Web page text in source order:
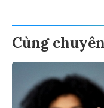
Cùng